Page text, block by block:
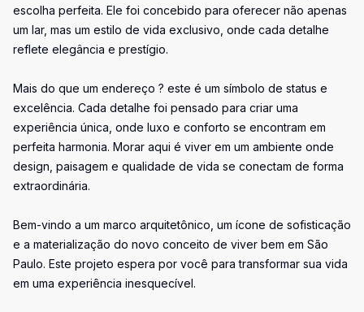
escolha perfeita. Ele foi concebido para oferecer não apenas
um lar, mas um estilo de vida exclusivo, onde cada detalhe
reflete elegância e prestígio.
Mais do que um endereço ? este é um símbolo de status e
excelência. Cada detalhe foi pensado para criar uma
experiência única, onde luxo e conforto se encontram em
perfeita harmonia. Morar aqui é viver em um ambiente onde
design, paisagem e qualidade de vida se conectam de forma
extraordinária.
Bem-vindo a um marco arquitetônico, um ícone de sofisticação
e a materialização do novo conceito de viver bem em São
Paulo. Este projeto espera por você para transformar sua vida
em uma experiência inesquecível.